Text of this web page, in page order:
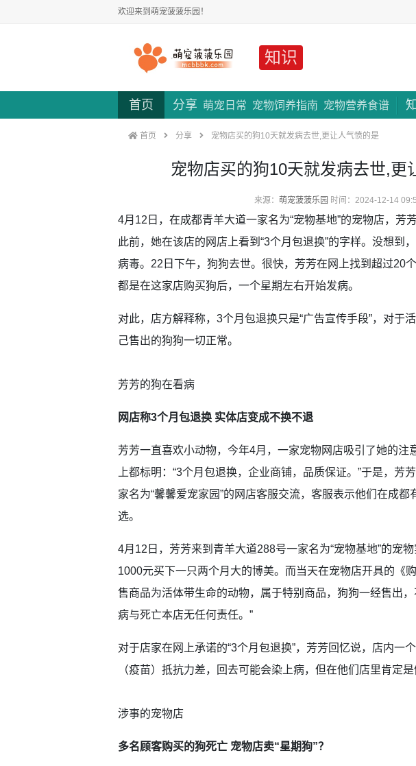
欢迎来到萌宠菠菠乐园！
知识
首页 分享 萌宠日常 宠物饲养指南 宠物营养食谱
首页 分享 宠物店买的狗10天就发病去世,更让人气愤的是
宠物店买的狗10天就发病去世,更
来源： 萌宠菠菠乐园 时间：2024-12-14
4月12日，在成都青羊大道一家名为“宠物基地”的宠物店，芳
此前，她在该店的网店上看到“3个月包退换”的字样。没想到
病毒。22日下午，狗狗去世。很快，芳芳在网上找到超过
都是在这家店购买狗后，一个星期左右开始发病。
对此，店方解释称，3个月包退换只是“广告宣传手段”，对于
己售出的狗狗一切正常。
芳芳的狗在看病
网店称3个月包退换 实体店变成不换不退
芳芳一直喜欢小动物，今年4月，一家宠物网店吸引了她的注
上都标明：“3个月包退换，企业商铺，品质保证。”于是，芳
家名为“馨馨爱宠家园”的网店客服交流，客服表示他们在成
选。
4月12日，芳芳来到青羊大道288号一家名为“宠物基地”的宠
1000元买下一只两个月大的博美。而当天在宠物店开具的《
售商品为活体带生命的动物，属于特别商品，狗狗一经售出
病与死亡本店无任何责任。”
对于店家在网上承诺的“3个月包退换”，芳芳回忆说，店内一
（疫苗）抵抗力差，回去可能会染上病，但在他们店里肯定是
涉事的宠物店
多名顾客购买的狗死亡 宠物店卖“星期狗”？